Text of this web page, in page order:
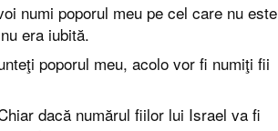
numi poporul meu pe cel care nu este
era iubită.
poporul meu, acolo vor fi numiţi fii
dacă numărul fiilor lui Israel va fi